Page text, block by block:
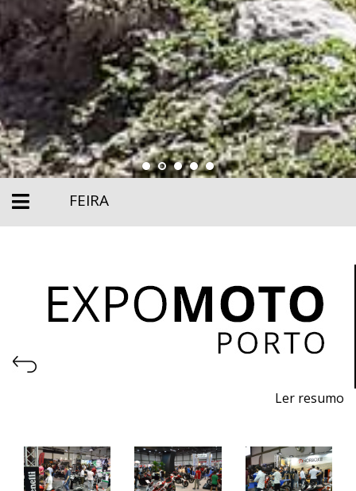
FEIRA
Ler resumo
5 a 8 de Maio 2022 - EXPONOR - Porto
quinta a domingo - 10h / 20h